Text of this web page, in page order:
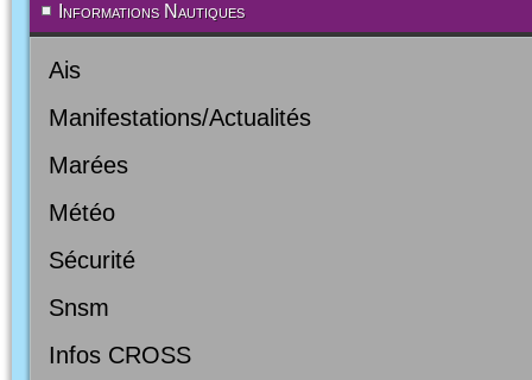
Informations Nautiques
Ais
Manifestations/Actualités
Marées
Météo
Sécurité
Snsm
Infos CROSS